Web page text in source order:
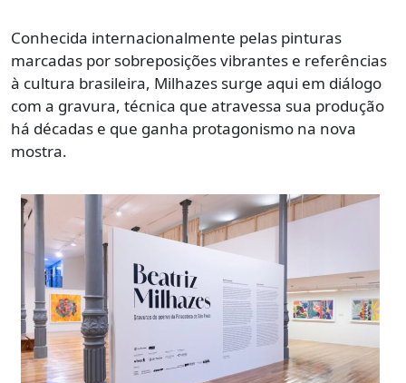
Conhecida internacionalmente pelas pinturas
marcadas por sobreposições vibrantes e referências
à cultura brasileira, Milhazes surge aqui em diálogo
com a gravura, técnica que atravessa sua produção
há décadas e que ganha protagonismo na nova
mostra.